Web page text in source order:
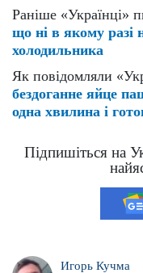
Раніше «Українці»
що ні в якому разі
холодильника
Як повідомляли
бездоганне яйце
одна хвилина і
Підпишіться на
Игорь Кучма